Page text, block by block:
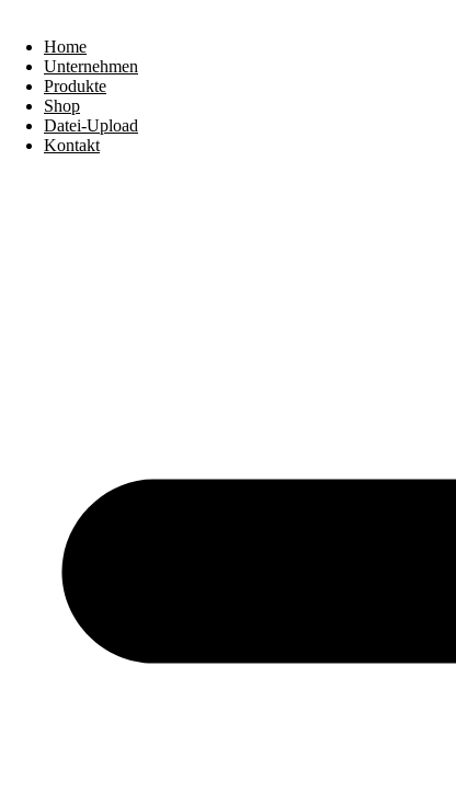
Home
Unternehmen
Produkte
Shop
Datei-Upload
Kontakt